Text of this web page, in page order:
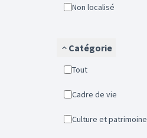
Non localisé
Catégorie
Tout
Cadre de vie
Culture et patrimoine